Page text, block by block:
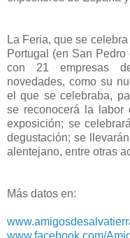
La Feria, que se
Portugal (en San
con 21 empresas
novedades, como su
el que se celebraba,
se reconocerá la labor
exposición; se
degustación; se
alentejano, entre otras
Más datos en: